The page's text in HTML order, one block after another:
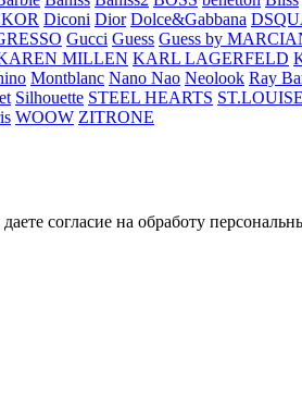
Diconi Dior Dolce&Gabbana
Gucci Guess Guess by
MILLEN KARL LAGERFELD
Montblanc Nano Nao Neolook Ray
Silhouette STEEL HEARTS ST.LOUISE
WOOW ZITRONE
даете согласие на обработу